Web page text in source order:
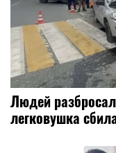
Людей
легковушка